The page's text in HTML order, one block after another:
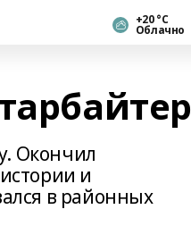
+20 °С
Облачно
Окончил
и
в районных